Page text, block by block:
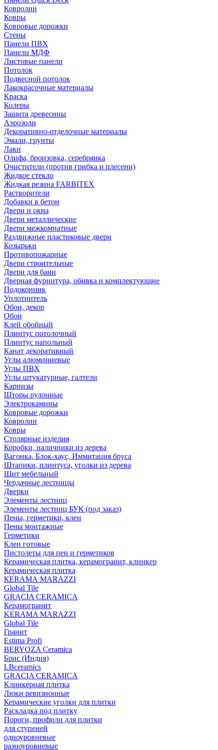
Ковролин
Ковры
Ковровые дорожки
Стены
Панели ПВХ
Панели МДФ
Листовые панели
Потолок
Подвесной потолок
Лакокрасочные материалы
Краска
Колеры
Защита древесины
Аэрозоли
Декоративно-отделочные материалы
Эмали, грунты
Лаки
Олифа, бронзовка, серебрянка
Очистители (против грибка и плесени)
Жидкое стекло
Жидкая резина FARBITEX
Растворители
Добавки в бетон
Двери и окна
Двери металлические
Двери межкомнатные
Раздвижные пластиковые двери
Козырьки
Противопожарные
Двери строительные
Двери для бани
Дверная фурнитура, обивка и комплектующие
Подоконник
Уплотнитель
Обои, декор
Обои
Клей обойный
Плинтус потолочный
Плинтус напольный
Канат декоративный
Углы алюминиевые
Углы ПВХ
Углы штукатурные, галтели
Карнизы
Шторы рулонные
Электрокамины
Ковровые дорожки
Ковролин
Ковры
Столярные изделия
Коробки, наличники из дерева
Вагонка, Блок-хаус, Иммитация бруса
Штапики, плинтуса, уголки из дерева
Щит мебельный
Чердачные лестницы
Дверки
Элементы лестниц
Элементы лестниц БУК (под заказ)
Пены, герметики, клеи
Пены монтажные
Герметики
Клеи готовые
Пистолеты для пен и герметиков
Керамическая плитка, керамогранит, клинкер
Керамическая плитка
КЕRАМА MARAZZI
Global Tile
GRACIA CERAMICA
Керамогранит
KERAMA MARAZZI
Global Tile
Гранит
Estima Profi
BERYOZA Ceramica
Брис (Индия)
LBceramics
GRACIA CERAMICA
Клинкерная плитка
Люки ревизионные
Керамические уголки для плитки
Раскладка под плитку
Пороги, профили для плитки
для ступеней
одноуровневые
разноуровневые